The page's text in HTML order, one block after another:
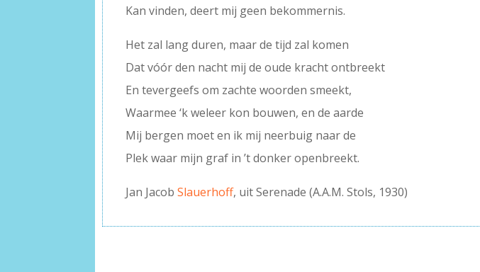
Kan vinden, deert mij geen bekommernis.
Het zal lang duren, maar de tijd zal komen
Dat vóór den nacht mij de oude kracht ontbreekt
En tevergeefs om zachte woorden smeekt,
Waarmee ‘k weleer kon bouwen, en de aarde
Mij bergen moet en ik mij neerbuig naar de
Plek waar mijn graf in ’t donker openbreekt.
Jan JacobSlauerhoff, uit Serenade (A.A.M. Stols, 1930)